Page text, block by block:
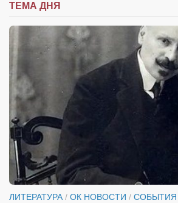
ТЕМА ДНЯ
ЛИТЕРАТУРА/ ОК НОВОСТИ / СОБЫТИЯ